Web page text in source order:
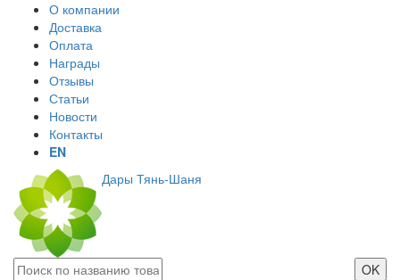
О компании
Доставка
Оплата
Награды
Отзывы
Статьи
Новости
Контакты
EN
Дары Тянь-Шаня